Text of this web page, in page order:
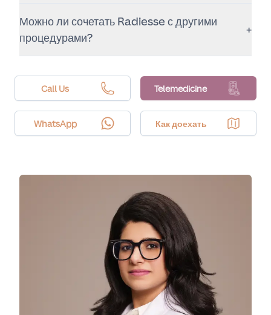
Call Us Telemedicine
WhatsApp Как доехать
биодеградируемым и хорошо переносится при
правильном применении опытным специалистом.
Можно ли сочетать Radiesse с другими
процедурами?
+
бустерами кожи для комплексного омоложения —
одновременно улучшая объем и текстуру кожи.